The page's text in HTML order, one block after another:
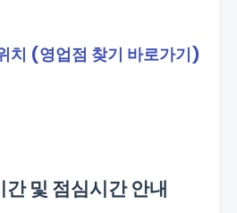
치 (영업점 찾기 바로가기)
및 점심시간 안내